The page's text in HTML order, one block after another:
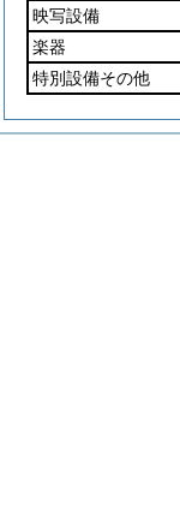
映写設備
楽器
特別設備その他